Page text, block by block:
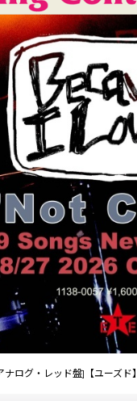
グ・レッド盤]【ユーズド】